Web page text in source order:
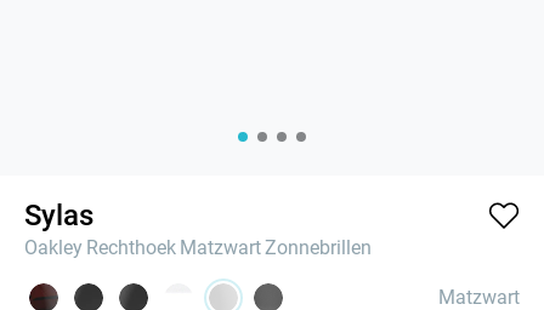
Sylas
Oakley Rechthoek MatzwartZonnebrillen
Matzwart